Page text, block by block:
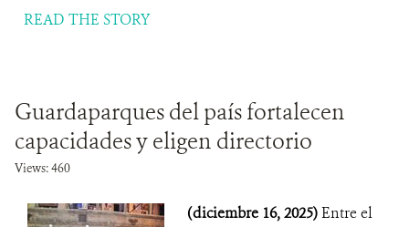
READ THE STORY
Guardaparques del país fortalecen
capacidades y eligen directorio
Views: 460
(diciembre 16, 2025)Entre el